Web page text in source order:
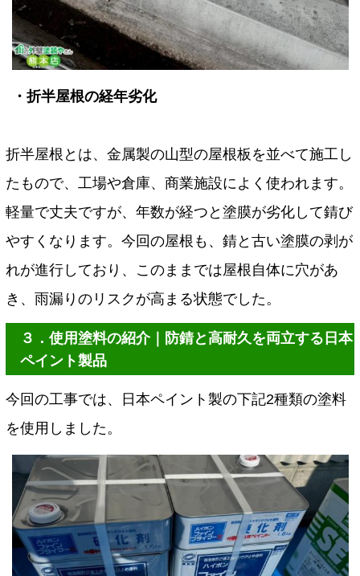
・折半屋根の経年劣化
折半屋根とは、金属製の山型の屋根板を並べて施工し
たもので、工場や倉庫、商業施設によく使われます。
軽量で丈夫ですが、年数が経つと塗膜が劣化して錆び
やすくなります。今回の屋根も、錆と古い塗膜の剥が
れが進行しており、このままでは屋根自体に穴があ
き、雨漏りのリスクが高まる状態でした。
３．使用塗料の紹介｜防錆と高耐久を両立する日本
ペイント製品
今回の工事では、日本ペイント製の下記2種類の塗料
を使用しました。